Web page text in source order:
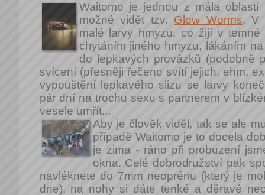
Waitomo je jednou z mála
možné vidět tzv. Glow Worms. V
malé larvy hmyzu, co žijí v
chytáním jiného hmyzu, lákáním
do lepkavých provázků (podobně
svícení (přesněji řečeno svítí jejich, ehm,
vypouštění lepkavého slizu se larvy
pár dní na trochu sexu s partnerem v
vesele umřít...
Aby je člověk viděl, tak se ale
případě Waitomo je to docela
je zima - ráno při probuzení
okna. Celé dobrodružství pak
navléknete do 7mm neoprénu (který je
dne), na nohy si dáte tenké a děravé